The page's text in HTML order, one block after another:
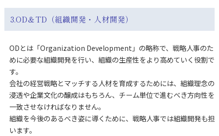
3.OD＆TD（組織開発・人材開発）
ODとは「Organization Development」の略称で、戦略人事のた
めに必要な組織開発を行い、組織の生産性をより高めていく役割で
す。
会社の経営戦略とマッチする人材を育成するためには、組織理念の
浸透や企業文化の醸成はもちろん、チーム単位で進むべき方向性を
一致させなければなりません。
組織を今後のあるべき姿に導くために、戦略人事では組織開発も担
います。